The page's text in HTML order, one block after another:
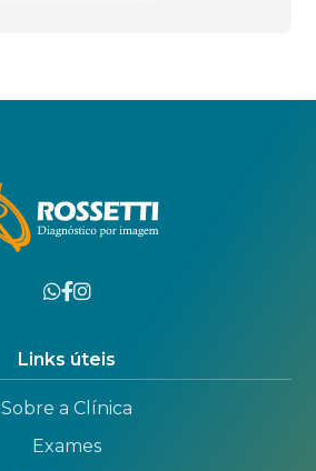
Links úteis
Sobre a Clínica
Exames